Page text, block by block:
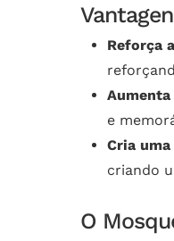
Reforça
e
Cria
criando
O